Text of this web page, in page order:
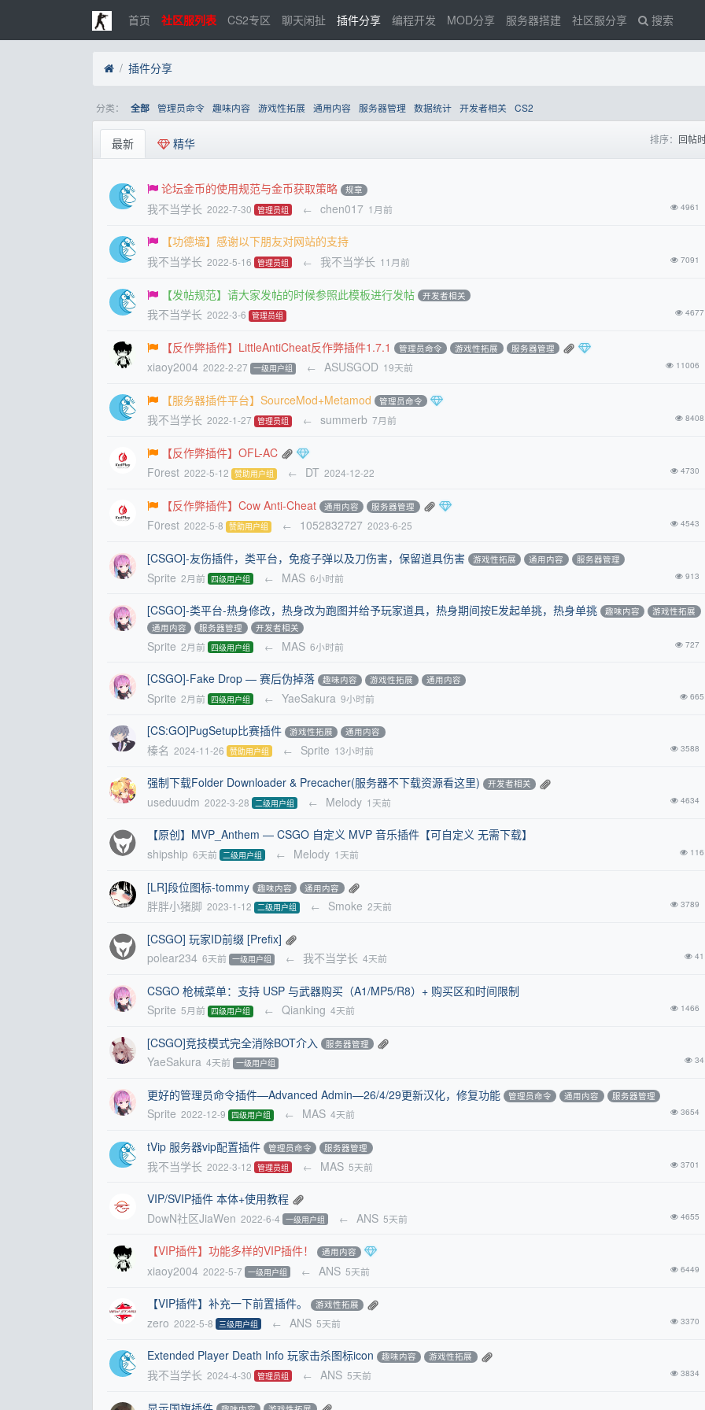
首页 社区服列表 CS2专区 聊天闲扯 插件分享 编程开发 MOD分享 服务器搭建 社区服分享 搜索
插件分享
分类： 全部 管理员命令 趣味内容 游戏性拓展 通用内容 服务器管理 数据统计 开发者相关 CS2
最新 精华 排序： 回帖
论坛金币的使用规范与金币获取策略 规章
我不当学长 2022-7-30 管理员组 ← chen017 1月前 4961
【功德墙】感谢以下朋友对网站的支持
我不当学长 2022-5-16 管理员组 ← 我不当学长 11月前 7091
【发帖规范】请大家发帖的时候参照此模板进行发帖 开发者相关
我不当学长 2022-3-6 管理员组 4677
【反作弊插件】LittleAntiCheat反作弊插件1.7.1 管理员命令 游戏性拓展 服务器管理
xiaoy2004 2022-2-27 一级用户组 ← ASUSGOD 19天前 11006
【服务器插件平台】SourceMod+Metamod 管理员命令
我不当学长 2022-1-27 管理员组 ← summerb 7月前 8408
【反作弊插件】OFL-AC
F0rest 2022-5-12 赞助用户组 ← DT 2024-12-22 4730
【反作弊插件】Cow Anti-Cheat 通用内容 服务器管理
F0rest 2022-5-8 赞助用户组 ← 1052832727 2023-6-25 4543
[CSGO]-友伤插件，类平台，免疫子弹以及刀伤害，保留道具伤害 游戏性拓展 通用内容 服务器管理
Sprite 2月前 四级用户组 ← MAS 6小时前 913
[CSGO]-类平台-热身修改，热身改为跑图并给予玩家道具，热身期间按E发起单挑，热身单挑 趣味内容
游戏性拓展
通用内容
服务器管理 开发者相关
Sprite 2月前 四级用户组 ← MAS 6小时前 727
[CSGO]-Fake Drop — 赛后伪掉落 趣味内容 游戏性拓展 通用内容
Sprite 2月前 四级用户组 ← YaeSakura 9小时前 665
[CS:GO]PugSetup比赛插件 游戏性拓展 通用内容
榛名 2024-11-26 赞助用户组 ← Sprite 13小时前 3588
强制下载Folder Downloader & Precacher(服务器不下载资源看这里) 开发者相关
useduudm 2022-3-28 二级用户组 ← Melody 1天前 4634
【原创】MVP_Anthem — CSGO 自定义 MVP 音乐插件【可自定义 无需下载】
shipship 6天前 二级用户组 ← Melody 1天前 116
[LR]段位图标-tommy 趣味内容 通用内容
胖胖小猪脚 2023-1-12 二级用户组 ← Smoke 2天前 3789
[CSGO] 玩家ID前缀 [Prefix]
polear234 6天前 一级用户组 ← 我不当学长 4天前 41
CSGO 枪械菜单：支持 USP 与武器购买（A1/MP5/R8）+ 购买区和时间限制
Sprite 5月前 四级用户组 ← Qianking 4天前 1466
[CSGO]竞技模式完全消除BOT介入 服务器管理
YaeSakura 4天前 一级用户组 34
更好的管理员命令插件—Advanced Admin—26/4/29更新汉化，修复功能 管理员命令 通用内容 服务器管理
Sprite 2022-12-9 四级用户组 ← MAS 4天前 3654
tVip 服务器vip配置插件 管理员命令 服务器管理
我不当学长 2022-3-12 管理员组 ← MAS 5天前 3701
VIP/SVIP插件 本体+使用教程
DowN社区JiaWen 2022-6-4 一级用户组 ← ANS 5天前 4655
【VIP插件】功能多样的VIP插件！ 通用内容
xiaoy2004 2022-5-7 一级用户组 ← ANS 5天前 6449
【VIP插件】补充一下前置插件。 游戏性拓展
zero 2022-5-8 三级用户组 ← ANS 5天前 3370
Extended Player Death Info 玩家击杀图标icon 趣味内容 游戏性拓展
我不当学长 2024-4-30 管理员组 ← ANS 5天前 3834